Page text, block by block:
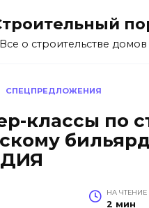
Все о строительстве домов
СПЕЦПРЕДЛОЖЕНИЯ
классы по
НА ЧТЕНИЕ
2 мин